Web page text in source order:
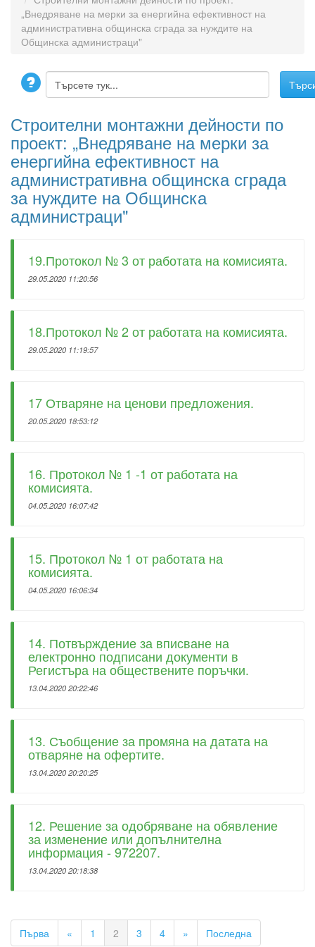
„Внедряване на мерки за енергийна ефективност на
административна общинска сграда за нуждите на
Общинска администраци"
Строителни монтажни дейности по
проект: „Внедряване на мерки за
енергийна ефективност на
административна общинска сграда
за нуждите на Общинска
администраци"
19.Протокол № 3 от работата на комисията.
29.05.2020 11:20:56
18.Протокол № 2 от работата на комисията.
29.05.2020 11:19:57
17 Отваряне на ценови предложения.
20.05.2020 18:53:12
16. Протокол № 1 -1 от работата на
комисията.
04.05.2020 16:07:42
15. Протокол № 1 от работата на
комисията.
04.05.2020 16:06:34
14. Потвърждение за вписване на
електронно подписани документи в
Регистъра на обществените поръчки.
13.04.2020 20:22:46
13. Съобщение за промяна на датата на
отваряне на офертите.
13.04.2020 20:20:25
12. Решение за одобряване на обявление
за изменение или допълнителна
информация - 972207.
13.04.2020 20:18:38
Първа « 1 2 3 4 » Последна